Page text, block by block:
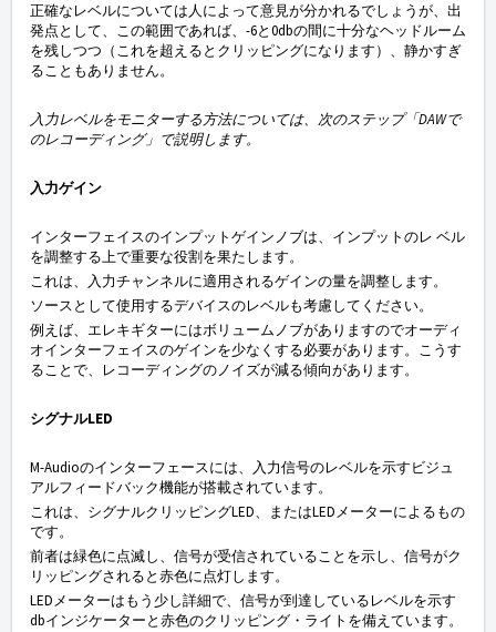
正確なレベルについては人によって意見が分かれるでしょうが、出
発点として、この範囲であれば、-6と0dbの間に十分なヘッドルーム
を残しつつ（これを超えるとクリッピングになります）、静かすぎ
ることもありません。
入力レベルをモニターする方法については、次のステップ「DAWで
のレコーディング」で説明します。
入力ゲイン
インターフェイスのインプットゲインノブは、インプットのレ ベル
を調整する上で重要な役割を果たします。
これは、入力チャンネルに適用されるゲインの量を調整します。
ソースとして使用するデバイスのレベルも考慮してください。
例えば、エレキギターにはボリュームノブがありますのでオーディ
オインターフェイスのゲインを少なくする必要があります。こうす
ることで、レコーディングのノイズが減る傾向があります。
シグナルLED
M-Audioのインターフェースには、入力信号のレベルを示すビジュ
アルフィードバック機能が搭載されています。
これは、シグナルクリッピングLED、またはLEDメーターによるもの
です。
前者は緑色に点滅し、信号が受信されていることを示し、信号がク
リッピングされると赤色に点灯します。
LEDメーターはもう少し詳細で、信号が到達しているレベルを示す
dbインジケーターと赤色のクリッピング・ライトを備えています。